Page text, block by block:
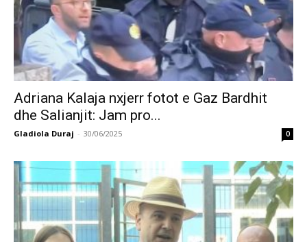
Adriana Kalaja nxjerr fotot e Gaz Bardhit
dhe Salianjit: Jam pro...
Gladiola Duraj - 30/06/2025 0